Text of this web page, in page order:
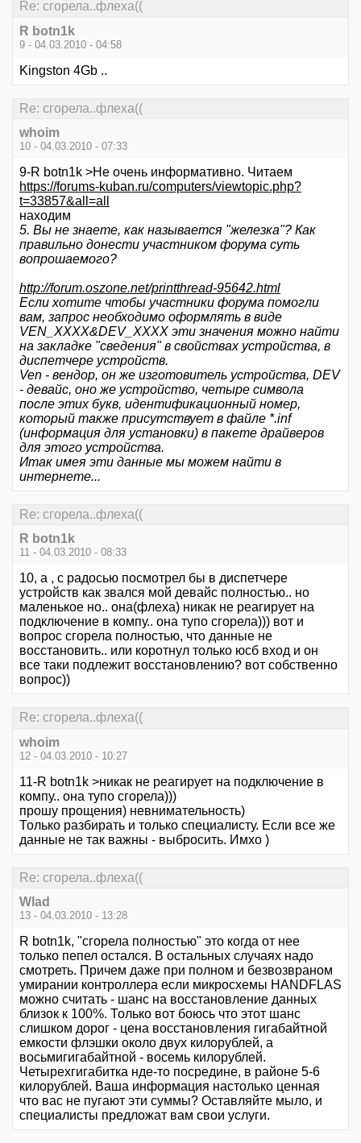
Re: сгорела..флеха((
R botn1k
9 - 04.03.2010 - 04:58
Kingston 4Gb ..
Re: сгорела..флеха((
whoim
10 - 04.03.2010 - 07:33
9-R botn1k >Не очень информативно. Читаем
https://forums-kuban.ru/computers/viewtopic.php?
t=33857&all=all
находим
5. Вы не знаете, как называется "железка"? Как
правильно донести участником форума суть
вопрошаемого?
http://forum.oszone.net/printthread-95642.html
Если хотите чтобы участники форума помогли
вам, запрос необходимо оформлять в виде
VEN_ХХХХ&DEV_ХХХХ эти значения можно найти
на закладке "сведения" в свойствах устройства, в
диспетчере устройств.
Ven - вендор, он же изготовитель устройства, DEV
- девайс, оно же устройство, четыре символа
после этих букв, идентификационный номер,
который также присутствует в файле *.inf
(информация для установки) в пакете драйверов
для этого устройства.
Итак имея эти данные мы можем найти в
интернете...
Re: сгорела..флеха((
R botn1k
11 - 04.03.2010 - 08:33
10, a , с радосью посмотрел бы в диспетчере
устройств как звался мой девайс полностью.. но
маленькое но.. она(флеха) никак не реагирует на
подключение в компу.. она тупо сгорела))) вот и
вопрос сгорела полностью, что данные не
восстановить.. или коротнул только юсб вход и он
все таки подлежит восстановлению? вот собственно
вопрос))
Re: сгорела..флеха((
whoim
12 - 04.03.2010 - 10:27
11-R botn1k >никак не реагирует на подключение в
компу.. она тупо сгорела)))
прошу прощения) невнимательность)
Только разбирать и только специалисту. Если все же
данные не так важны - выбросить. Имхо )
Re: сгорела..флеха((
Wlad
13 - 04.03.2010 - 13:28
R botn1k, "сгорела полностью" это когда от нее
только пепел остался. В остальных случаях надо
смотреть. Причем даже при полном и безвозвраном
умирании контроллера если микросхемы HANDFLAS
можно считать - шанс на восстановление данных
близок к 100%. Только вот боюсь что этот шанс
слишком дорог - цена восстановления гигабайтной
емкости флэшки около двух килорублей, а
восьмигигабайтной - восемь килорублей.
Четырехгигабитка нде-то посредине, в районе 5-6
килорублей. Ваша информация настолько ценная
что вас не пугают эти суммы? Оставляйте мыло, и
специалисты предложат вам свои услуги.